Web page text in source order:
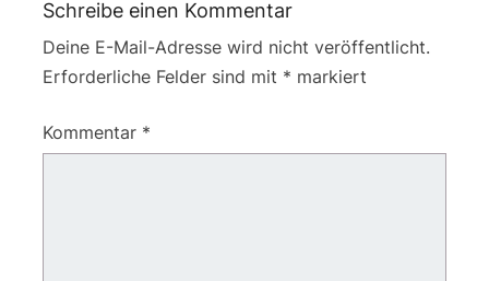
Schreibe einen Kommentar
Deine E-Mail-Adresse wird nicht veröffentlicht.
Erforderliche Felder sind mit * markiert
Kommentar *